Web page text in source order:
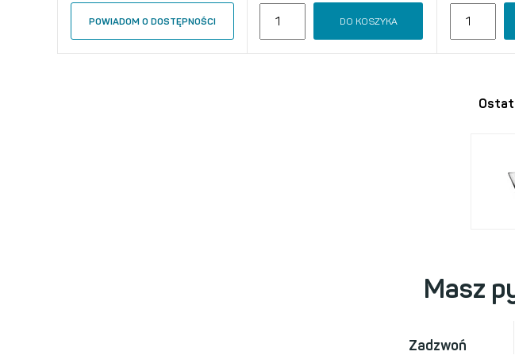
POWIADOM O DOSTĘPNOŚCI DO KOSZYKA
Masz
Zadzwoń